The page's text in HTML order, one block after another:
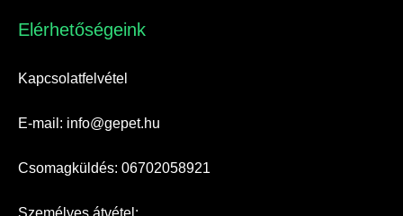
Elérhetőségeink​
Kapcsolatfelvétel
E-mail: info@gepet.hu
Csomagküldés: 06702058921
Személyes átvétel: